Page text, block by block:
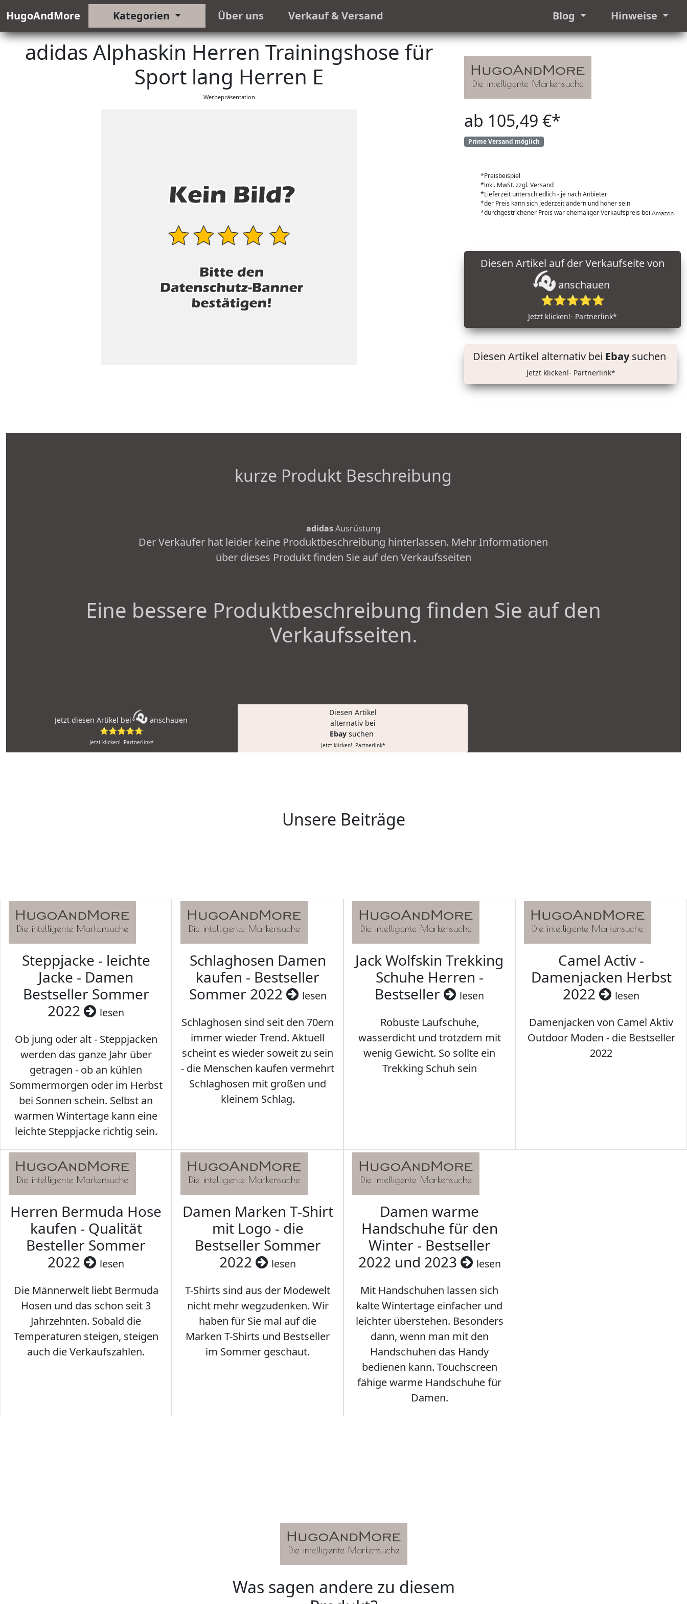
HugoAndMore Kategorien Über uns Verkauf & Versand Blog Hinweise
adidas Alphaskin Herren Trainingshose für
Sport lang Herren E
Werbepräsentation
ab 105,49 €*
Prime Versand möglich
*Preisbeispiel
*inkl. MwSt. zzgl. Versand
*Lieferzeit unterschiedlich - je nach Anbieter
*der Preis kann sich jederzeit ändern und höher sein
*durchgestrichener Preis war ehemaliger Verkaufspreis bei
anschauen
⭐⭐⭐⭐⭐
Jetzt klicken!- Partnerlink*
Diesen Artikel alternativ bei Ebaysuchen
Jetzt klicken!- Partnerlink*
kurze Produkt Beschreibung
adidasAusrüstung
Der Verkäufer hat leider keine Produktbeschreibung hinterlassen. Mehr Informationen
über dieses Produkt finden Sie auf den Verkaufsseiten
Eine bessere Produktbeschreibung finden Sie auf den
Verkaufsseiten.
Jetzt diesen Artikel bei
anschauen
⭐⭐⭐⭐⭐
Jetzt klicken!- Partnerlink*
Diesen Artikel
alternativ bei
Ebay suchen
Jetzt klicken!- Partnerlink*
Unsere Beiträge
Steppjacke - leichte
Jacke - Damen
Bestseller Sommer
2022
lesen
Ob jung oder alt - Steppjacken
werden das ganze Jahr über
getragen - ob an kühlen
Sommermorgen oder im Herbst
bei Sonnen schein. Selbst an
warmen Wintertage kann eine
leichte Steppjacke richtig sein.
Schlaghosen Damen
kaufen - Bestseller
Sommer 2022
lesen
Schlaghosen sind seit den 70ern
immer wieder Trend. Aktuell
scheint es wieder soweit zu sein
- die Menschen kaufen vermehrt
Schlaghosen mit großen und
kleinem Schlag.
Jack Wolfskin Trekking
Schuhe Herren -
Bestseller
lesen
Robuste Laufschuhe,
wasserdicht und trotzdem mit
wenig Gewicht. So sollte ein
Trekking Schuh sein
Camel Activ -
Damenjacken Herbst
2022
lesen
Damenjacken von Camel Aktiv
Outdoor Moden - die Bestseller
2022
Herren Bermuda Hose
kaufen - Qualität
Besteller Sommer
2022
lesen
Die Männerwelt liebt Bermuda
Hosen und das schon seit 3
Jahrzehnten. Sobald die
Temperaturen steigen, steigen
auch die Verkaufszahlen.
Damen Marken T-Shirt
mit Logo - die
Bestseller Sommer
2022
lesen
T-Shirts sind aus der Modewelt
nicht mehr wegzudenken. Wir
haben für Sie mal auf die
Marken T-Shirts und Bestseller
im Sommer geschaut.
Damen warme
Handschuhe für den
Winter - Bestseller
2022 und 2023
lesen
Mit Handschuhen lassen sich
kalte Wintertage einfacher und
leichter überstehen. Besonders
dann, wenn man mit den
Handschuhen das Handy
bedienen kann. Touchscreen
fähige warme Handschuhe für
Damen.
Was sagen andere zu diesem